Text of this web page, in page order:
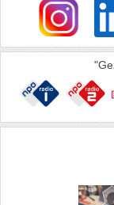
27. Priemgetallen
29. Romeinse